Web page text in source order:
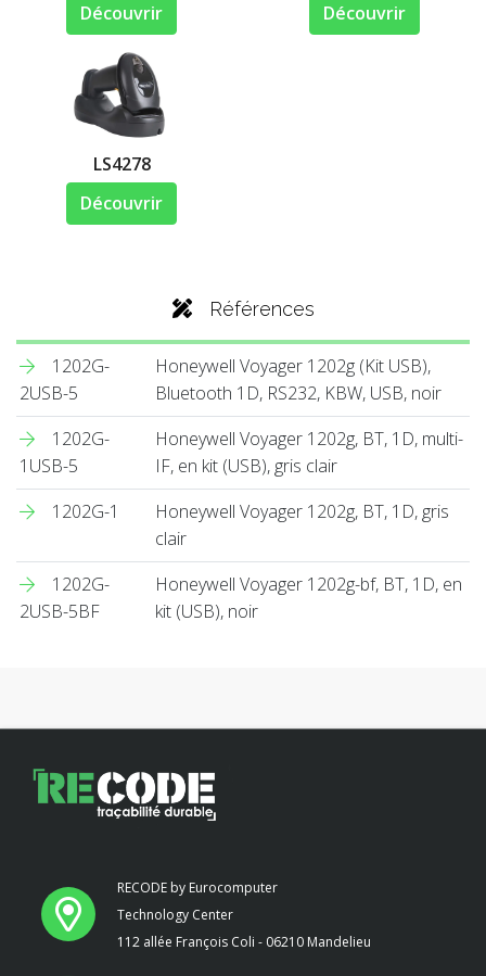
Découvrir
Découvrir
LS4278
Découvrir
Références
1202G-
2USB-5
Honeywell Voyager 1202g (Kit USB),
Bluetooth 1D, RS232, KBW, USB, noir
1202G-
1USB-5
Honeywell Voyager 1202g, BT, 1D, multi-
IF, en kit (USB), gris clair
1202G-1
Honeywell Voyager 1202g, BT, 1D, gris
clair
1202G-
2USB-5BF
Honeywell Voyager 1202g-bf, BT, 1D, en
kit (USB), noir
RECODE by Eurocomputer
Technology Center
112 allée François Coli - 06210 Mandelieu